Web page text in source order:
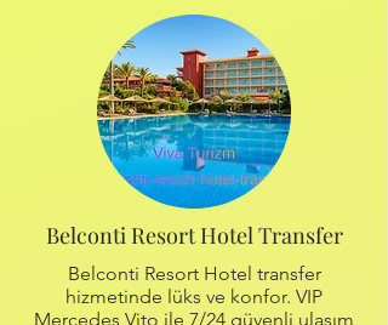
Belconti Resort Hotel Transfer
Belconti Resort Hotel transfer
hizmetinde lüks ve konfor. VIP
Mercedes Vito ile 7/24 güvenli ulaşım